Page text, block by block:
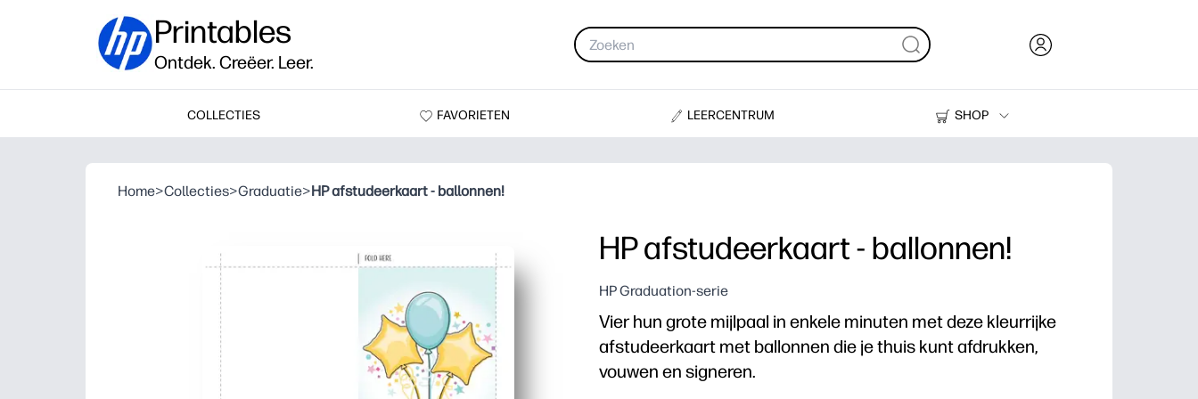
Printables
Ontdek. Creëer. Leer.
COLLECTIES FAVORIETEN LEERCENTRUM
SHOP
Printers
Home>Collecties>Graduatie>HP afstudeerkaart - ballonnen!
HP afstudeerkaart - ballonnen!
HP Graduation-serie
Vier hun grote mijlpaal in enkele minuten met deze kleurrijke
afstudeerkaart met ballonnen die je thuis kunt afdrukken,
vouwen en signeren.